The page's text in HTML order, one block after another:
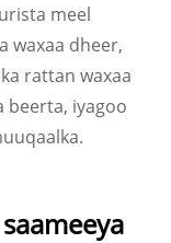
meel
waxaa dheer,
rattan waxaa
beerta, iyagoo